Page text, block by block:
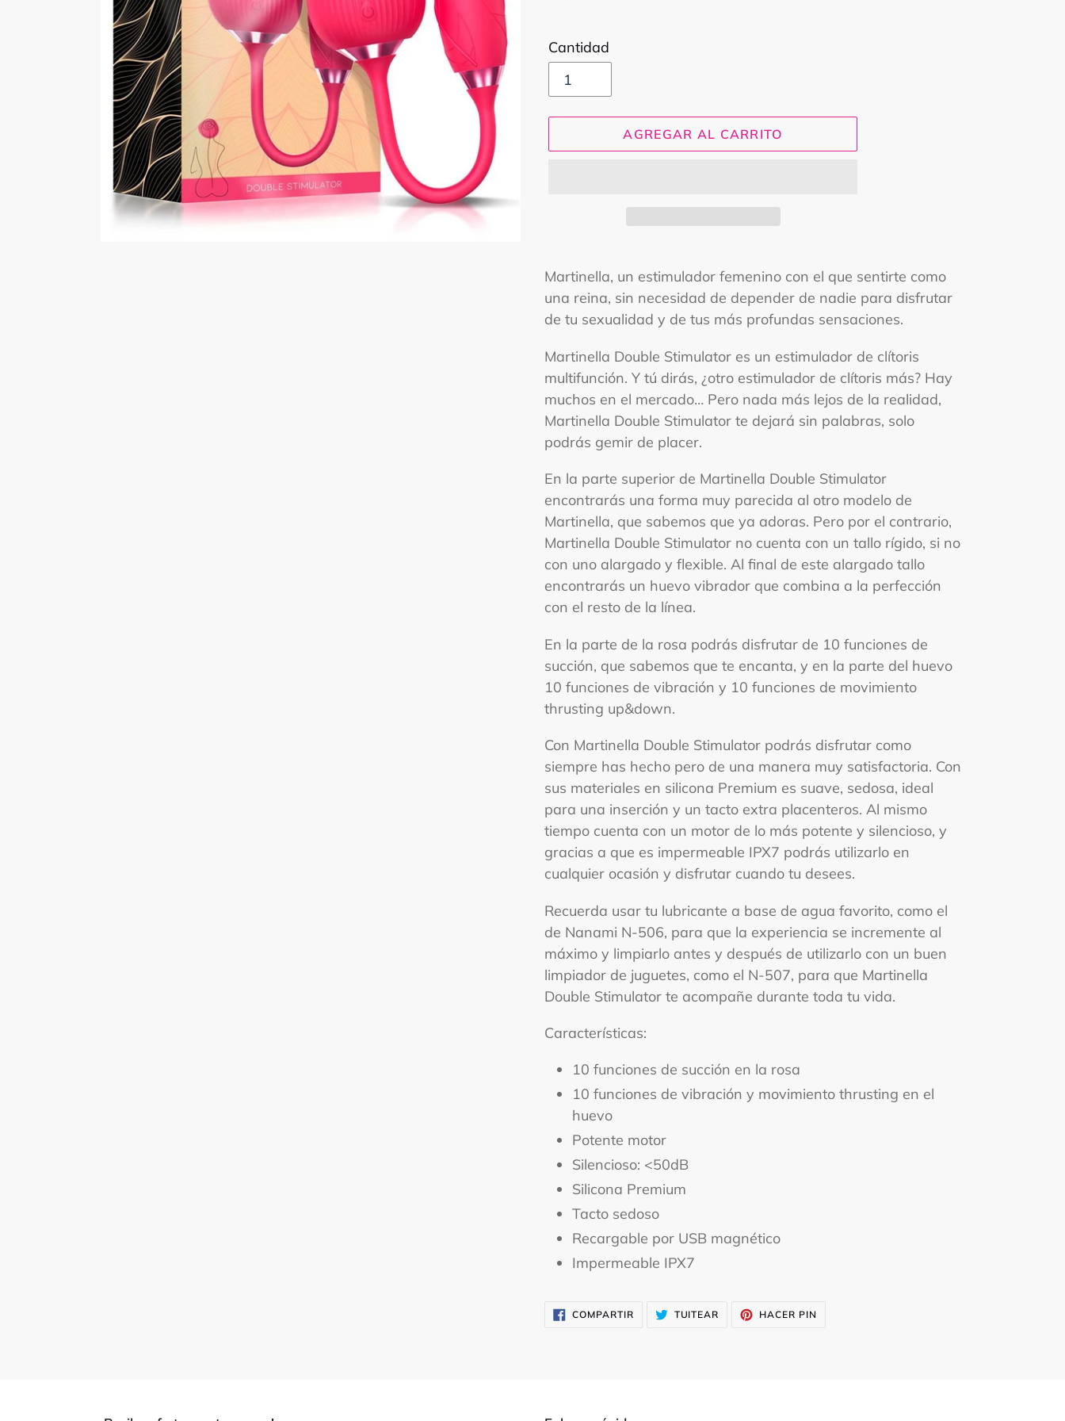
Cantidad
AGREGAR AL CARRITO
el
producto
a
carrito
Martinella, un estimulador femenino con el que sentirte como
una reina, sin necesidad de depender de nadie para disfrutar
de tu sexualidad y de tus más profundas sensaciones.
Martinella Double Stimulator es un estimulador de clítoris
multifunción. Y tú dirás, ¿otro estimulador de clítoris más? Hay
muchos en el mercado… Pero nada más lejos de la realidad,
Martinella Double Stimulator te dejará sin palabras, solo
podrás gemir de placer.
En la parte superior de Martinella Double Stimulator
encontrarás una forma muy parecida al otro modelo de
Martinella, que sabemos que ya adoras. Pero por el contrario,
Martinella Double Stimulator no cuenta con un tallo rígido, si no
con uno alargado y flexible. Al final de este alargado tallo
encontrarás un huevo vibrador que combina a la perfección
con el resto de la línea.
En la parte de la rosa podrás disfrutar de 10 funciones de
succión, que sabemos que te encanta, y en la parte del huevo
10 funciones de vibración y 10 funciones de movimiento
thrusting up&down.
Con Martinella Double Stimulator podrás disfrutar como
siempre has hecho pero de una manera muy satisfactoria. Con
sus materiales en silicona Premium es suave, sedosa, ideal
para una inserción y un tacto extra placenteros. Al mismo
tiempo cuenta con un motor de lo más potente y silencioso, y
gracias a que es impermeable IPX7 podrás utilizarlo en
cualquier ocasión y disfrutar cuando tu desees.
Recuerda usar tu lubricante a base de agua favorito, como el
de Nanami N-506, para que la experiencia se incremente al
máximo y limpiarlo antes y después de utilizarlo con un buen
limpiador de juguetes, como el N-507, para que Martinella
Double Stimulator te acompañe durante toda tu vida.
Características:
10 funciones de succión en la rosa
10 funciones de vibración y movimiento thrusting en el
huevo
Potente motor
Silencioso: <50dB
Silicona Premium
Tacto sedoso
Recargable por USB magnético
Impermeable IPX7
COMPARTIRCOMPARTIR
EN
TUITEAR TUITEARHACER PIN